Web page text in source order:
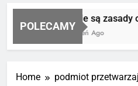
POLECAMY
Jakie są zasady
1 Dzień Ago
Home podmiot